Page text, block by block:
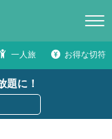
一人旅 お得な切符
題に！